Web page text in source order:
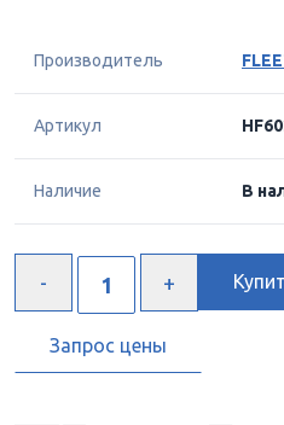
Производитель
Артикул
Наличие В
Запрос цены